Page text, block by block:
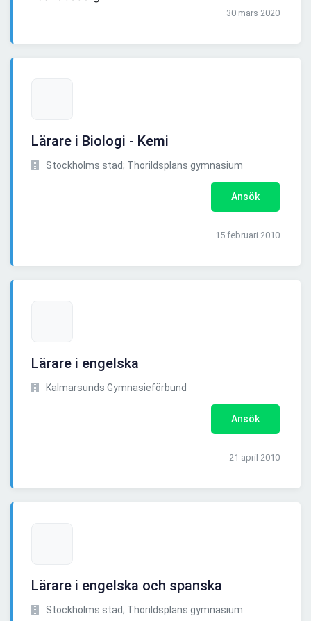
30 mars 2020
Lärare i Biologi - Kemi
Stockholms stad; Thorildsplans gymnasium
Ansök
15 februari 2010
Lärare i engelska
Kalmarsunds Gymnasieförbund
Ansök
21 april 2010
Lärare i engelska och spanska
Stockholms stad; Thorildsplans gymnasium